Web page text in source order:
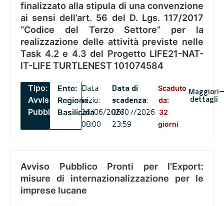
finalizzato alla stipula di una convenzione
ai sensi dell’art. 56 del D. Lgs. 117/2017
“Codice del Terzo Settore” per la
realizzazione delle attività previste nelle
Task 4.2 e 4.3 del Progetto LIFE21-NAT-
IT-LIFE TURTLENEST 101074584
Tipo:
Avviso
Pubblico
Ente:
Regione
Basilicata
Data
inizio:
26/06/2026
08:00
Data di
scadenza:
06/07/2026
23:59
Scaduto
da:
32
giorni
Maggiori
dettagli
Avviso Pubblico Pronti per l’Export:
misure di internazionalizzazione per le
imprese lucane